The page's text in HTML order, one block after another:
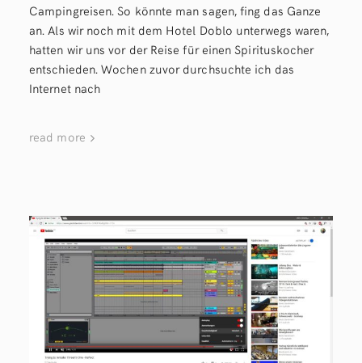
Campingreisen. So könnte man sagen, fing das Ganze
an. Als wir noch mit dem Hotel Doblo unterwegs waren,
hatten wir uns vor der Reise für einen Spirituskocher
entschieden. Wochen zuvor durchsuchte ich das
Internet nach
read more